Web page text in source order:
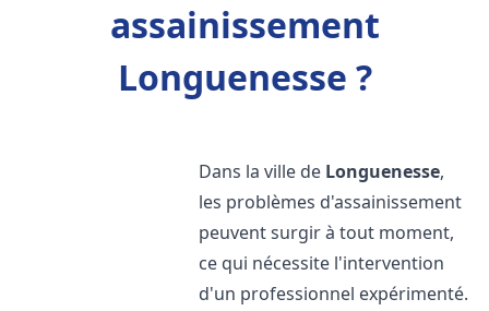
assainissement
Longuenesse ?
Dans la ville de Longuenesse,
les problèmes d'assainissement
peuvent surgir à tout moment,
ce qui nécessite l'intervention
d'un professionnel expérimenté.